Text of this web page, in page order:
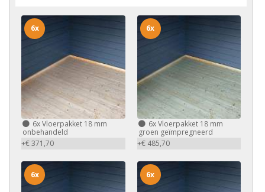
6xVloerpakket 18 mm
onbehandeld
+€ 371,70
6x
6xVloerpakket 18 mm
groen geïmpregneerd
+€ 485,70
6x
6x 6x